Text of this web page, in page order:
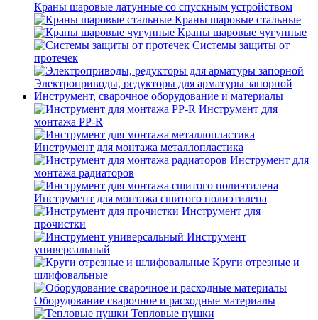
Краны шаровые латунные со спускным устройством
Краны шаровые стальные
Краны шаровые чугунные
Системы защиты от
протечек
Электроприводы, редукторы для арматуры запорной
Инструмент, сварочное оборудование и материалы
Инструмент для
монтажа PP-R
Инструмент для монтажа металлопластика
Инструмент для
монтажа радиаторов
Инструмент для монтажа сшитого полиэтилена
Инструмент для
прочистки
Инструмент
универсальный
Круги отрезные и
шлифовальные
Оборудование сварочное и расходные материалы
Тепловые пушки